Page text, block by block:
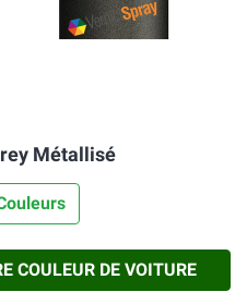
Métallisé
COULEUR DE VOITURE